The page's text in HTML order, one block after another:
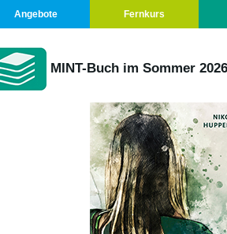
Angebote Fernkurs
MINT-Buch im Sommer 2026